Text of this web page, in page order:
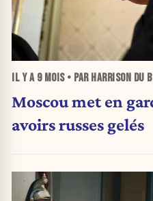
IL Y A 9 MOIS• PAR HARRISON DU
Moscou met en
avoirs russes gelés